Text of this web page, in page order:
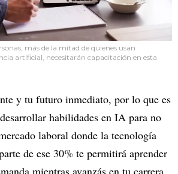
más de la mitad de quienes usan
artificial, necesitarán capacitación en esta
y tu futuro inmediato, por lo que es
habilidades en IA para no
laboral donde la tecnología
de ese 30% te permitirá aprender
mientras avanzás en tu carrera.